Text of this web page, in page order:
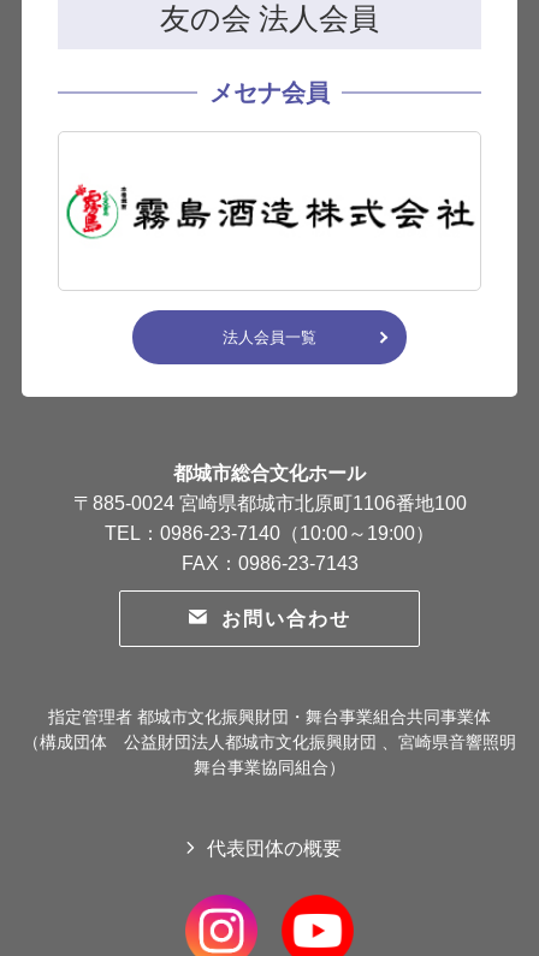
友の会 法人会員
メセナ会員
法人会員一覧
都城市総合文化ホール
〒885-0024 宮崎県都城市北原町1106番地100
TEL：0986-23-7140（10:00～19:00）
FAX：0986-23-7143
お問い合わせ
指定管理者 都城市文化振興財団・舞台事業組合共同事業体
（構成団体 公益財団法人都城市文化振興財団 、宮崎県音響照明
舞台事業協同組合）
代表団体の概要